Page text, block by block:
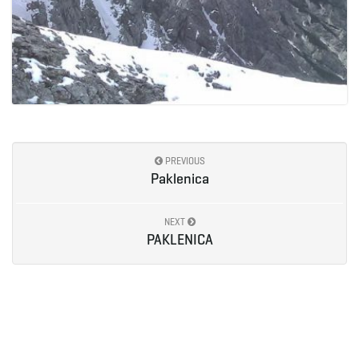
PREVIOUS
Paklenica
NEXT
PAKLENICA